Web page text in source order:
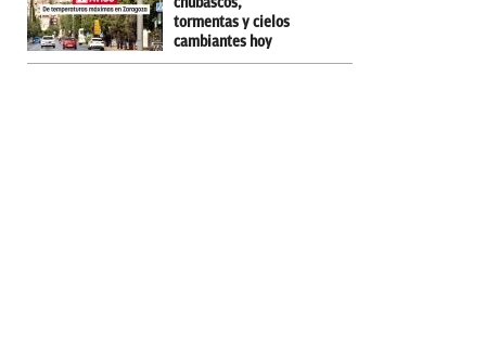
tormentas y cielos
cambiantes hoy